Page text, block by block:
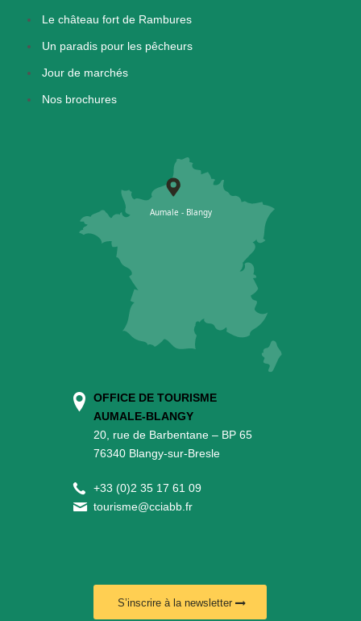
Le château fort de Rambures
Un paradis pour les pêcheurs
Jour de marchés
Nos brochures
OFFICE DE TOURISME
AUMALE-BLANGY
20, rue de Barbentane – BP 65
76340 Blangy-sur-Bresle
+33 (0)2 35 17 61 09
tourisme@cciabb.fr
S’inscrire à la newsletter